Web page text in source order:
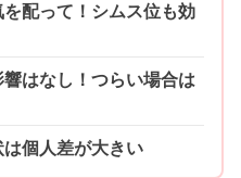
配って！シムス位も効
はなし！つらい場合は
個人差が大きい